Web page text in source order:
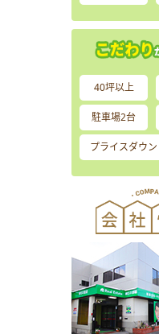
40坪以上
駐車場2台
プライスダウン